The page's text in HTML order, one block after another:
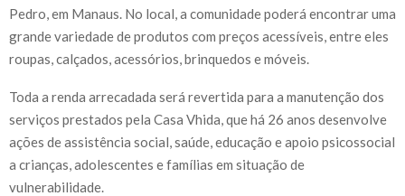
Pedro, em Manaus. No local, a comunidade poderá encontrar uma
grande variedade de produtos com preços acessíveis, entre eles
roupas, calçados, acessórios, brinquedos e móveis.
Toda a renda arrecadada será revertida para a manutenção dos
serviços prestados pela Casa Vhida, que há 26 anos desenvolve
ações de assistência social, saúde, educação e apoio psicossocial
a crianças, adolescentes e famílias em situação de
vulnerabilidade.